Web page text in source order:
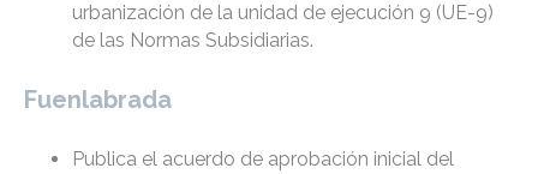
urbanización de la unidad de ejecución 9 (UE-9)
de las Normas Subsidiarias.
Fuenlabrada
Publica el acuerdo de aprobación inicial del